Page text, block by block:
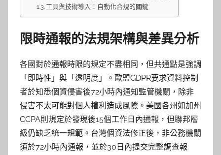
工具與技術導入：自動化合規的關鍵
限時通報的法規架構與差異分析
各國對於通報時限的規定不盡相同，但共通點是強調
「即時性」與「透明度」。歐盟GDPR要求資料控制
者於知悉個資侵害後72小時內通知監管機關，除非
侵害不太可能對個人權利造成風險。美國各州如加州
CCPA則規定於發現後15個工作日內通報，但聯邦層
級仍缺乏統一規範。台灣個資法修正後，非公務機關
須於72小時內通報，並於30日內提交完整調查報